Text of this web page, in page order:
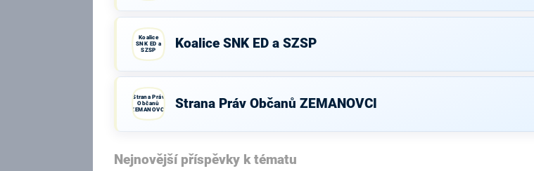
Koalice
SNK ED a
SZSP Koalice SNK ED a SZSP
Strana Práv
Občanů
ZEMANOVCI
Strana Práv Občanů ZEMANOVCI
Nejnovější příspěvky k tématu